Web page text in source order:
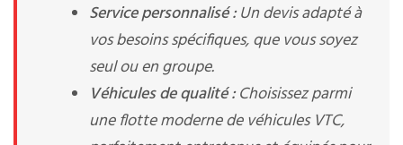
Service personnalisé :Un devis adapté à
vos besoins spécifiques, que vous soyez
seul ou en groupe.
Véhicules de qualité :Choisissez parmi
une flotte moderne de véhicules VTC,